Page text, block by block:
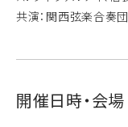
共演：関西弦楽合奏団
開催日時・会場